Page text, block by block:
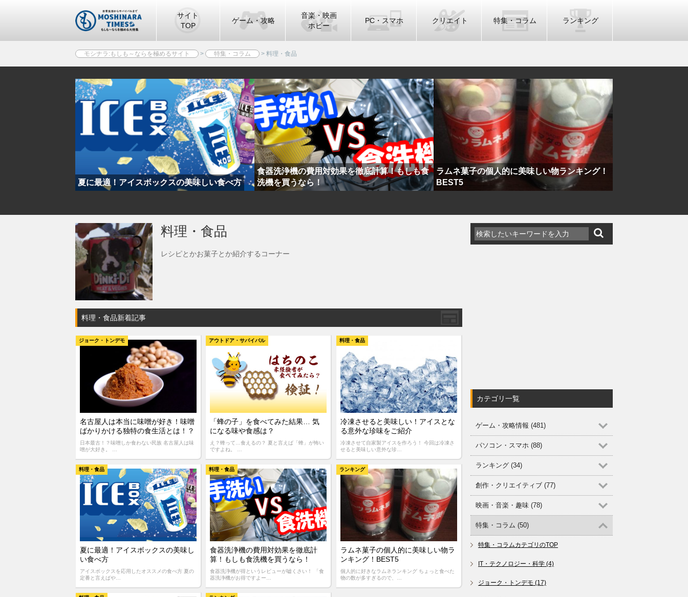
サイト
TOP
ゲーム・攻略
音楽・映画
ホビー
PC・スマホ クリエイト 特集・コラム ランキング
モシナラ:もしも～ならを極めるサイト > 特集・コラム > 料理・食品
夏に最適！アイスボックスの美味しい食べ方
食器洗浄機の費用対効果を徹底計算！もしも食
洗機を買うなら！
ラムネ菓子の個人的に美味しい物ランキング！
BEST5
料理・食品
レシピとかお菓子とか紹介するコーナー
料理・食品新着記事
名古屋人は本当に味噌が好き！味噌
ばかりかける独特の食生活とは！？
日本最古！？味噌しか食わない民族 名古屋人は味
噌が大好き。 …
ジョーク・トンデモ
「蜂の子」を食べてみた結果… 気
になる味や食感は？
え？蜂って…食えるの？ 夏と言えば「蜂」が怖い
ですよね。 …
アウトドア・サバイバル
冷凍させると美味しい！アイスとな
る意外な珍味をご紹介
冷凍させて自家製アイスを作ろう！ 今回は冷凍さ
せると美味しい意外な珍…
料理・食品
夏に最適！アイスボックスの美味し
い食べ方
アイスボックスを応用したオススメの食べ方 夏の
定番と言えばや…
料理・食品
食器洗浄機の費用対効果を徹底計
算！もしも食洗機を買うなら！
食器洗浄機が得というレビューが嘘くさい！ 「食
器洗浄機がお得ですよー…
料理・食品
ラムネ菓子の個人的に美味しい物ラ
ンキング！BEST5
個人的に好きなラムネランキング ちょっと食べた
物の数が多すぎるので、…
ランキング
カテゴリ一覧
ゲーム・攻略情報 (481)
パソコン・スマホ (88)
ランキング (34)
創作・クリエイティブ (77)
映画・音楽・趣味 (78)
特集・コラム (50)
特集・コラムカテゴリのTOP
IT・テクノロジー・科学 (4)
ジョーク・トンデモ (17)